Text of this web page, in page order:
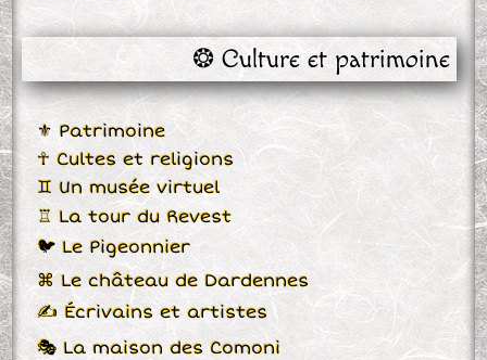
❂ Culture et patrimoine
⚜ Patrimoine
☥ Cultes et religions
♊ Un musée virtuel
♖ La tour du Revest
🐦 Le Pigeonnier
⌘ Le château de Dardennes
✍ Écrivains et artistes
🎭 La maison des Comoni